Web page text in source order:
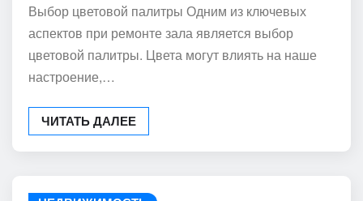
Выбор цветовой палитры Одним из ключевых
аспектов при ремонте зала является выбор
цветовой палитры. Цвета могут влиять на наше
настроение,…
ЧИТАТЬ ДАЛЕЕ